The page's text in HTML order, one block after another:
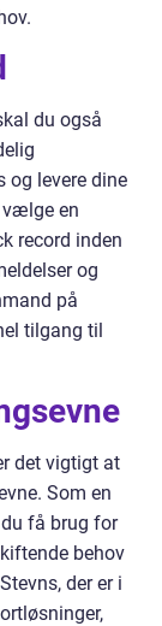
du også
og levere dine
vælge en
record inden
og
på
tilgang til
det vigtigt at
Som en
få brug for
behov
der er i